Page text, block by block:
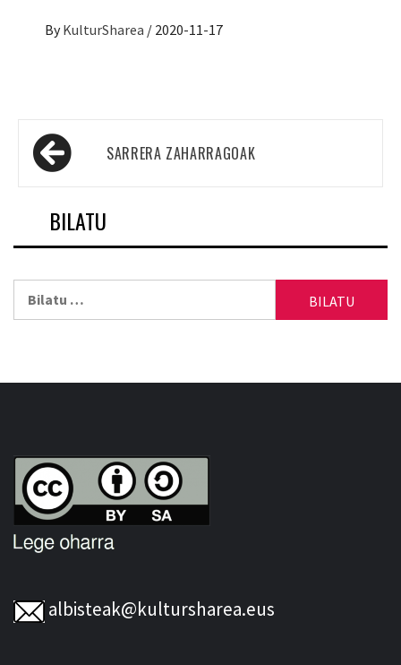
By KulturSharea / 2020-11-17
Sarreren
nabigazioaSARRERA ZAHARRAGOAK
BILATU
albisteak@kultursharea.eus